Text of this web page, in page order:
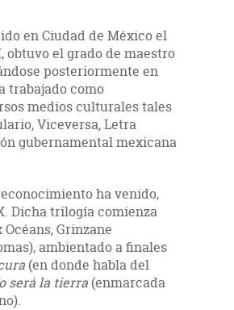
en Ciudad de México el
obtuvo el grado de maestro
posteriormente en
trabajado como
medios culturales tales
,Viceversa,Letra
gubernamental mexicana
ha venido,
Dicha trilogía comienza
Grinzane
ambientado a finales
(en donde habla del
será la tierra (enmarcada